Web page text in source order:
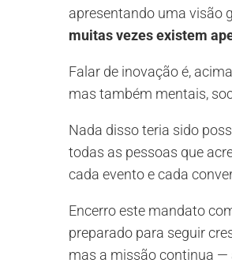
apresentando uma visão
muitas vezes existem
Falar de inovação é,
mas também mentais,
Nada disso teria sido
todas as pessoas que
cada evento e cada
Encerro este mandato
preparado para seguir
mas a missão continua —